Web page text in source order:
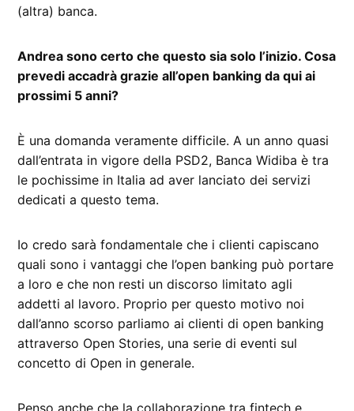
(altra) banca.
Andrea sono certo che questo sia solo l’inizio. Cosa
prevedi accadrà grazie all’open banking da qui ai
prossimi 5 anni?
È una domanda veramente difficile. A un anno quasi
dall’entrata in vigore della PSD2, Banca Widiba è tra
le pochissime in Italia ad aver lanciato dei servizi
dedicati a questo tema.
Io credo sarà fondamentale che i clienti capiscano
quali sono i vantaggi che l’open banking può portare
a loro e che non resti un discorso limitato agli
addetti al lavoro. Proprio per questo motivo noi
dall’anno scorso parliamo ai clienti di open banking
attraverso Open Stories, una serie di eventi sul
concetto di Open in generale.